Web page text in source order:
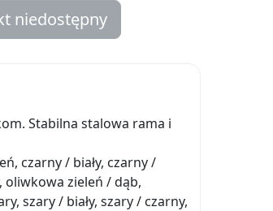
niedostępny
Stabilna stalowa rama i
czarny / biały, czarny /
oliwkowa zieleń / dąb,
szary / biały, szary / czarny,